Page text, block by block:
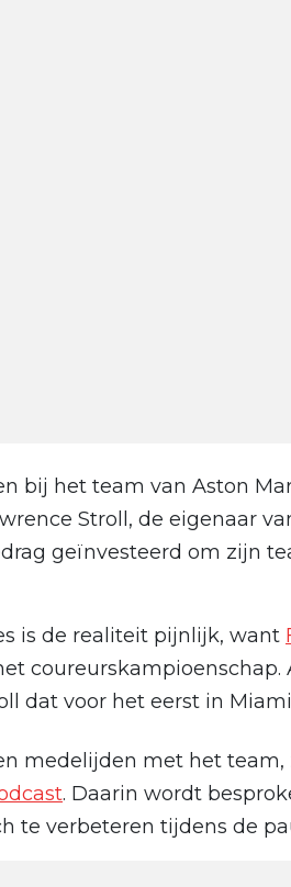
bij het team van Aston
Stroll, de eigenaar
geïnvesteerd om zijn
is de realiteit pijnlijk, want
coureurskampioenschap.
dat voor het eerst in
medelijden met het
. Daarin wordt
te verbeteren tijdens de